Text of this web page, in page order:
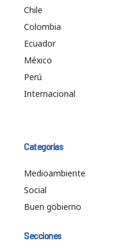
Chile
Colombia
Ecuador
México
Perú
Internacional
Categorías
Medioambiente
Social
Buen gobierno
Secciones